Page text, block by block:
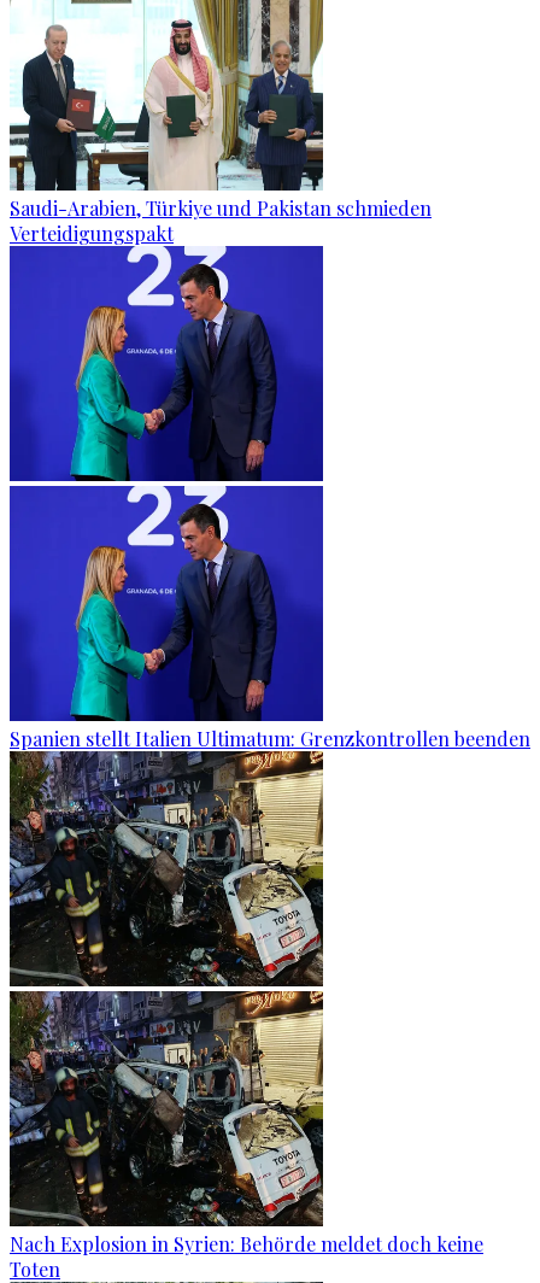
Saudi-Arabien, Türkiye und Pakistan schmieden
Verteidigungspakt
Spanien stellt Italien Ultimatum: Grenzkontrollen beenden
Nach Explosion in Syrien: Behörde meldet doch keine
Toten